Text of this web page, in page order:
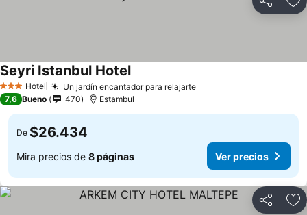
Compartir
3 Estrellas
Hotel Un jardín encantador para relajarte
Seyri Istanbul Hotel
7,6 Bueno 470 Estambul
De $26.434
Mira precios de 8 páginas Ver precios
Compartir